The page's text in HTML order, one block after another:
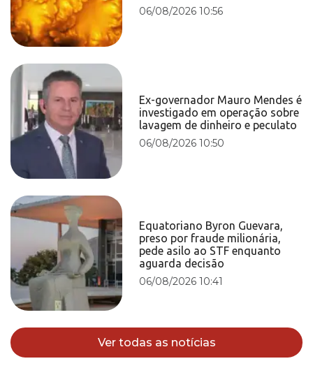
06/08/2026 10:56
Ex-governador Mauro Mendes é
investigado em operação sobre
lavagem de dinheiro e peculato
06/08/2026 10:50
Equatoriano Byron Guevara,
preso por fraude milionária,
pede asilo ao STF enquanto
aguarda decisão
06/08/2026 10:41
Ver todas as notícias